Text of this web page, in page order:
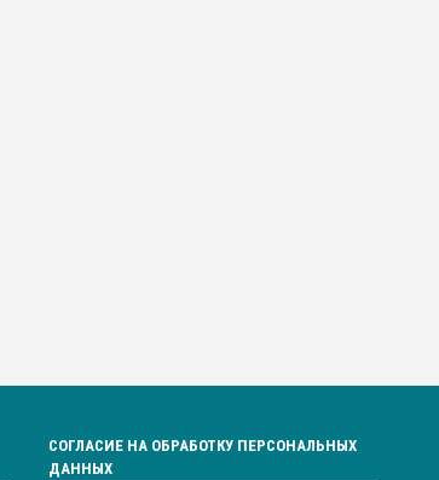
СОГЛАСИЕ НА ОБРАБОТКУ ПЕРСОНАЛЬНЫХ
ДАННЫХ